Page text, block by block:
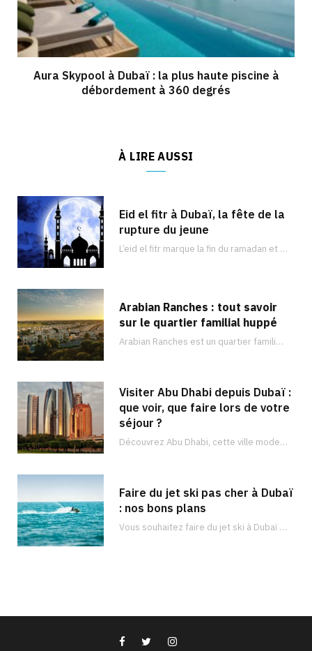
Aura Skypool à Dubaï : la plus haute piscine à
débordement à 360 degrés
À LIRE AUSSI
Eid el fitr à Dubaï, la fête de la
rupture du jeune
L’eid el fitr marque la fin du ramadan et est célébré dans de nombreux pays du monde entier comme à Dubaï. Découvrez les activités que vous pouvez faire !
Arabian Ranches : tout savoir
sur le quartier familial huppé
Arabian Ranches est un quartier familial sécurisé situé dans la banlieue de Dubaï et qui…
Visiter Abu Dhabi depuis Dubaï :
que voir, que faire lors de votre
séjour ?
Découvrez Abu Dhabi, cette ville moderne et luxueuse remplie de vastes trésors. Il y en a pour tous les goûts !
Faire du jet ski pas cher à Dubaï
: nos bons plans
Vous souhaitez faire du jet ski à Dubaï ? Découvrez les meilleurs endroits pour faire du jet ski à Dubaï et à quel prix